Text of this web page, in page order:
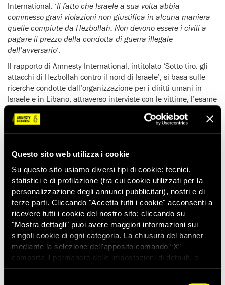
Questo sito web utilizza i cookie
Su questo sito usiamo diversi tipi di cookie: tecnici,
statistici e di profilazione (tra cui cookie utilizzati per la
personalizzazione degli annunci pubblicitari), nostri e di
terze parti. Cliccando "Accetta tutti i cookie" acconsenti a
ricevere tutti i cookie del nostro sito; cliccando su
"Mostra dettagli" puoi avere maggiori informazioni sui
singoli cookie di ogni categoria. La chiusura del banner
mediante la selezione dell'apposito comando “X”
comporta il permanere delle impostazioni di default, e
dunque la continuazione della navigazione con i cookie
International. ‘Il fatto che Israele a sua volta abbia
commesso gravi violazioni non giustifica in alcuna maniera
quelle compiute da Hezbollah. Non devono essere i civili a
pagare il prezzo della condotta di guerra illegale
dell’avversario‘.
Il rapporto di Amnesty International, intitolato ‘Sotto tiro: gli
attacchi di Hezbollah contro il nord di Israele’, si basa sulle
ricerche condotte dall’organizzazione per i diritti umani in
Israele e in Libano, attraverso interviste con le vittime, l’esame
israeliane e libanesi e con alti dirigenti di Hezbollah.
Le principali conclusioni di Amnesty International sono le
intrinsecamente inaccurata, contro aree urbane nel nord di
Israele, in chiara violazione del principio di distinzione tra
obiettivi civili e militari prevista dal diritto internazionale;
Hezbollah ha usato razzi Katiuscia modificati per contenere
biglie di metallo, con l’obiettivo di causare il maggior numero
possibile di morti e feriti: uno di questi razzi ha ucciso otto
operai delle ferrovie;
le dichiarazioni di Hasan Nasrallah e di altri dirigenti di primo